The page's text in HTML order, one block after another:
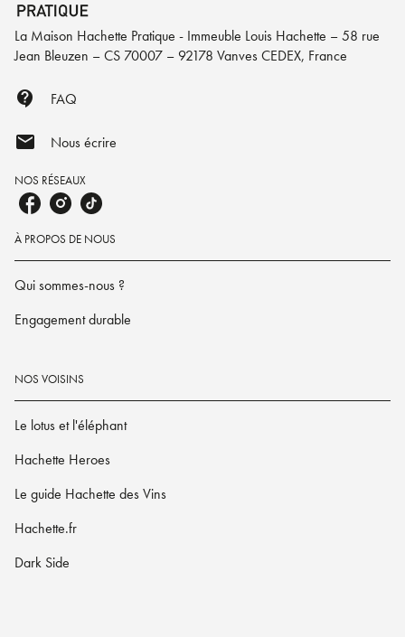
La Maison Hachette Pratique - Immeuble Louis Hachette – 58 rue
Jean Bleuzen – CS 70007 – 92178 Vanves CEDEX, France
contact_support FAQ
mail Nous écrire
NOS RÉSEAUX
À PROPOS DE NOUS
Qui sommes-nous ?
Engagement durable
NOS VOISINS
Le lotus et l'éléphant
Hachette Heroes
Le guide Hachette des Vins
Hachette.fr
Dark Side